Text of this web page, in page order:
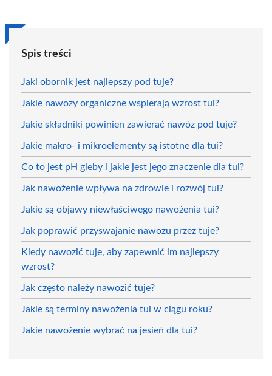
Spis treści
Jaki obornik jest najlepszy pod tuje?
Jakie nawozy organiczne wspierają wzrost tui?
Jakie składniki powinien zawierać nawóz pod tuje?
Jakie makro- i mikroelementy są istotne dla tui?
Co to jest pH gleby i jakie jest jego znaczenie dla tui?
Jak nawożenie wpływa na zdrowie i rozwój tui?
Jakie są objawy niewłaściwego nawożenia tui?
Jak poprawić przyswajanie nawozu przez tuje?
Kiedy nawozić tuje, aby zapewnić im najlepszy
wzrost?
Jak często należy nawozić tuje?
Jakie są terminy nawożenia tui w ciągu roku?
Jakie nawożenie wybrać na jesień dla tui?